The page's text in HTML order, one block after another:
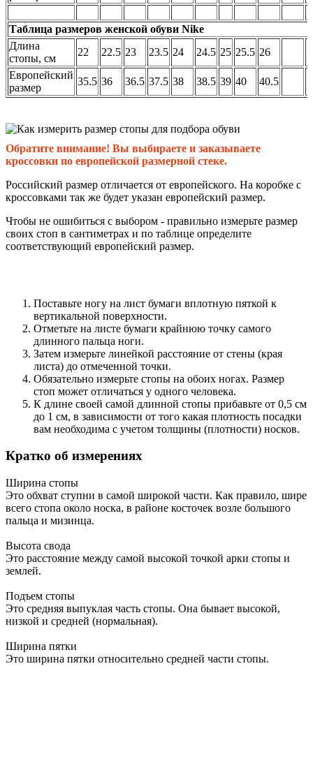
Таблица размеров женской обуви Nike
Длина
стопы, см
22 22.5 23 23.5 24 24.5 25 25.5 26
Европейский
размер
35.5 36 36.5 37.5 38 38.5 39 40 40.5
Обратите внимание! Вы выбираете и заказываете
кроссовки по европейской размерной стеке.
Российский размер отличается от европейского. На коробке с
кроссовками так же будет указан европейский размер.
Чтобы не ошибиться с выбором - правильно измерьте размер
своих стоп в сантиметрах и по таблице определите
соответствующий европейский размер.
Поставьте ногу на лист бумаги вплотную пяткой к
вертикальной поверхности.
Отметьте на листе бумаги крайнюю точку самого
длинного пальца ноги.
Затем измерьте линейкой расстояние от стены (края
листа) до отмеченной точки.
Обязательно измерьте стопы на обоих ногах. Размер
стоп может отличаться у одного человека.
К длине своей самой длинной стопы прибавьте от 0,5 см
до 1 см, в зависимости от того какая плотность посадки
вам необходима с учетом толщины (плотности) носков.
Кратко об измерениях
Ширина стопы
Это обхват ступни в самой широкой части. Как правило, шире
всего стопа около носка, в районе косточек возле большого
пальца и мизинца.
Высота свода
Это расстояние между самой высокой точкой арки стопы и
землей.
Подъем стопы
Это средняя выпуклая часть стопы. Она бывает высокой,
низкой и средней (нормальная).
Ширина пятки
Это ширина пятки относительно средней части стопы.